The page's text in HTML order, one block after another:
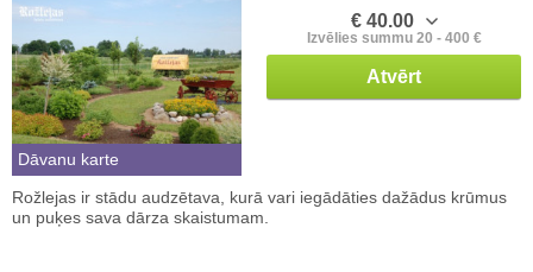
Dāvanu karte
€ 40.00
Izvēlies summu 20 - 400 €
Atvērt
Rožlejas ir stādu audzētava, kurā vari iegādāties dažādus krūmus
un puķes sava dārza skaistumam.